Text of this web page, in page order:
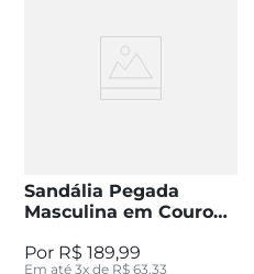
Sandália Pegada
Masculina em Couro
R$ 189,99
Em até 3x de R$ 63 33